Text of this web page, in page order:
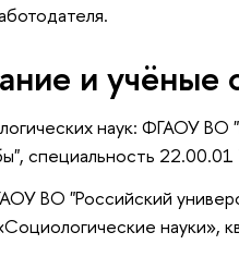
и учёные
наук: ФГАОУ ВО
специальность
ВО "Российский
науки»,